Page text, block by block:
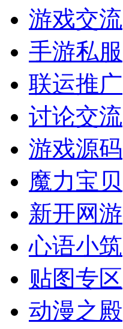
游戏交流
手游私服
联运推广
讨论交流
游戏源码
魔力宝贝
新开网游
心语小筑
贴图专区
动漫之殿